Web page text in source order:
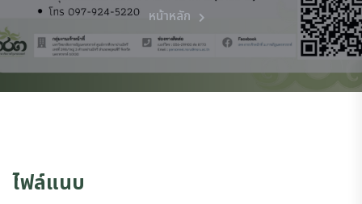
หน้าหลัก
ไฟล์แนบ